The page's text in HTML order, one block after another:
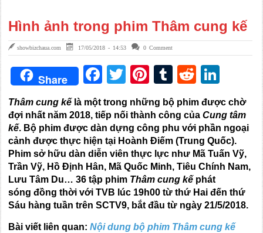
Hình ảnh trong phim Thâm cung kế
showbizchaua.com 17/05/2018 - 14:53 0 Comment
Share Facebook
TwitterPinterest
TumblrReddit
Thâm cung kế là một trong những bộ phim được chờ
đợi nhất năm 2018, tiếp nối thành công củaCung tâm
kế. Bộ phim được dàn dựng công phu với phần ngoại
cảnh được thực hiện tại Hoành Điếm (Trung Quốc).
Phim sở hữu dàn diễn viên thực lực như Mã Tuấn Vỹ,
Trần Vỹ, Hồ Định Hân, Mã Quốc Minh, Tiêu Chính Nam,
Lưu Tâm Du… 36 tập phim Thâm cung kế phát
sóng đồng thời với TVB lúc 19h00 từ thứ Hai đến thứ
Sáu hàng tuần trên SCTV9, bắt đầu từ ngày 21/5/2018.
Bài viết liên quan:Nội dung bộ phim Thâm cung kế